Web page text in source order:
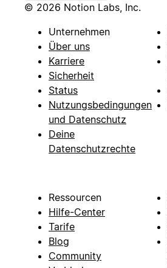
© 2026 Notion Labs, Inc.
Unternehmen
Über uns
Karriere
Sicherheit
Status
Nutzungsbedingungen
und Datenschutz
Deine
Datenschutzrechte
Ressourcen
Hilfe-Center
Tarife
Blog
Community